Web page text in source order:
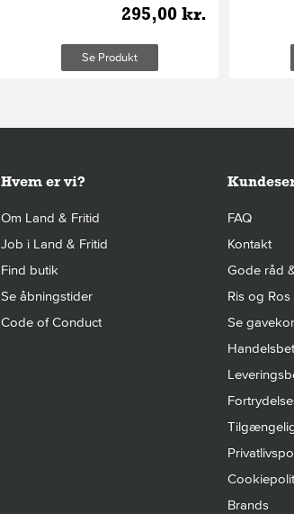
295,00 kr.
Se Produkt
Hvem er vi?
Om Land & Fritid
Job i Land & Fritid
Find butik
Se åbningstider
Code of Conduct
FAQ
Kontakt
Gode råd
Ris og Ros
Se
Brands